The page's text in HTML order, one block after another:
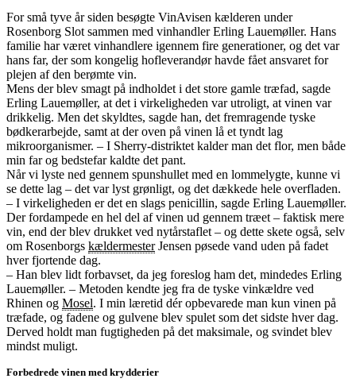
For små tyve år siden besøgte VinAvisen kælderen under
Rosenborg Slot sammen med vinhandler Erling Lauemøller. Hans
familie har været vinhandlere igennem fire generationer, og det var
hans far, der som kongelig hofleverandør havde fået ansvaret for
plejen af den berømte vin.
Mens der blev smagt på indholdet i det store gamle træfad, sagde
Erling Lauemøller, at det i virkeligheden var utroligt, at vinen var
drikkelig. Men det skyldtes, sagde han, det fremragende tyske
bødkerarbejde, samt at der oven på vinen lå et tyndt lag
mikroorganismer. – I Sherry-distriktet kalder man det flor, men både
min far og bedstefar kaldte det pant.
Når vi lyste ned gennem spunshullet med en lommelygte, kunne vi
se dette lag – det var lyst grønligt, og det dækkede hele overfladen.
– I virkeligheden er det en slags penicillin, sagde Erling Lauemøller.
Der fordampede en hel del af vinen ud gennem træet – faktisk mere
vin, end der blev drukket ved nytårstaflet – og dette skete også, selv
om Rosenborgs kældermesterJensen pøsede vand uden på fadet
hver fjortende dag.
– Han blev lidt forbavset, da jeg foreslog ham det, mindedes Erling
Lauemøller. – Metoden kendte jeg fra de tyske vinkældre ved
Rhinen og Mosel. I min læretid dér opbevarede man kun vinen på
træfade, og fadene og gulvene blev spulet som det sidste hver dag.
Derved holdt man fugtigheden på det maksimale, og svindet blev
mindst muligt.
Forbedrede vinen med krydderier